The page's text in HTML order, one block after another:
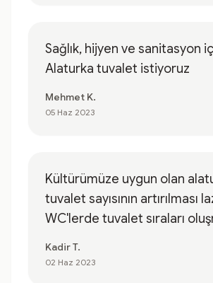
Sağlık, hijyen ve sanitasyon
Alaturka tuvalet istiyoruz
Mehmet K.
05 Haz 2023
Kültürümüze uygun olan
tuvalet sayısının artırılması
WC'lerde tuvalet sıraları
Kadir T.
02 Haz 2023